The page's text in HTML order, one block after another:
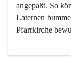
angepaßt. So
Laternen
Pfarrkirche
Der Weinbau